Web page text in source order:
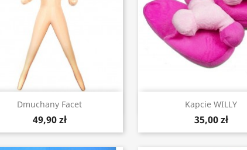
Dmuchany Facet
49,90 zł
Szybki podgląd Kapcie WILLY
35,00 zł
Szybki podgląd